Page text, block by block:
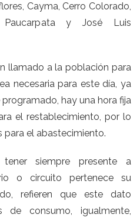
Cayma, Cerro Colorado,
Paucarpata y José Luis
llamado a la población para
necesaria para este día, ya
hay una hora fija
el restablecimiento, por lo
para el abastecimiento.
tener siempre presente a
o circuito pertenece su
refieren que este dato
de consumo, igualmente,